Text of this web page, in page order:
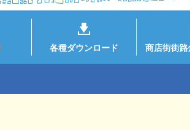
各種ダウンロード 商店街街